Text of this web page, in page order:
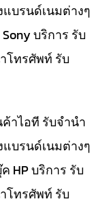
บรนด์เนมต่างๆ
บริการ รับ
โทรศัพท์ รับ
าไอที รับจำนำ
บรนด์เนมต่างๆ
HP บริการ รับ
โทรศัพท์ รับ